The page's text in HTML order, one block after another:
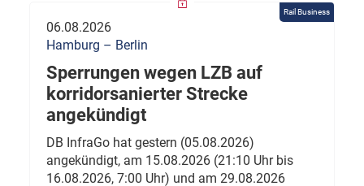
Rail Business
06.08.2026
Hamburg – Berlin
Sperrungen wegen LZB auf
korridorsanierter Strecke
angekündigt
DB InfraGo hat gestern (05.08.2026)
angekündigt, am 15.08.2026 (21:10 Uhr bis
16.08.2026, 7:00 Uhr) und am 29.08.2026